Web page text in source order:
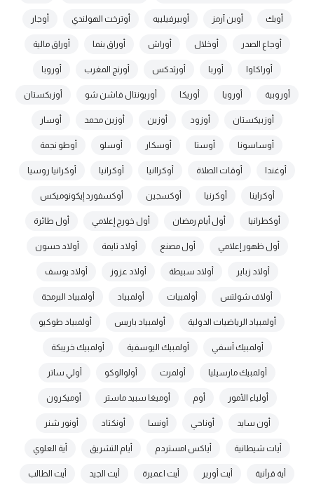
أوبك أوبن آرمز أوبيرفيلييه أوترخت الهولندي أوجار
أوجاع الصدر أوخلال أوراش أوراق بنما أوراق مالية
أوراكاوا أوربا أورثدكس أورنج المغرب أوروبا
أوروبية أورويا أوريكا أوريونتال فاشن شو أوزبكستان
أوزبيكستان أوزود أوزين أوزين محمد أوسار
أوساسونا أوستا أوسكار أوسلو أوطو نجمة
أوغندا أوقات الصلاة أوكراانيا أوكرانيا أوكرانيا روسيا
أوكراينا أوكرنيا أوكسجين أوكسفورد إيكونوميكس
أوكطرانيا أول أيام رمضان أول خورج إعلامي أول طائرة
أول ظهور إعلامي أول مصنع أولاد تايمة أولاد حسون
أولاد زباير أولاد سبيطة أولاد عزوز أولاد يوسف
أولاف شولتس أولمبيات أولمبياد أولمبياد البرمجة
أولمبياد الرياضيات الدولية أولمبياد باريس أولمبياد طوكيو
أولمبيك آسفي أولمبيك اليوسفية أولمبيك خريبكة
أولمبيك مارسيليا أولمرت أولوالوكو أولي ساتر
أولياء الأمور أوم أوميغا سبيد ماستر أوميكرون
أون سايد أوناحي أونسا أونكتاد أونور شنر
أيات شيطانية أياكس امستردم أيام التشريق أية العلوي
أية قرآنية أيت أورير أيت اعميرة أيت الجيد أيت الطالب